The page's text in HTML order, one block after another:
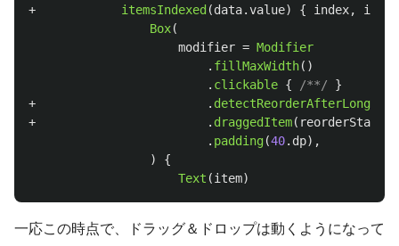
+
itemsIndexed (data.value) { index,
item
Box(
modifier = Modifier
. fillMaxWidth()
. clickable { /**/
}
+
.
+
. draggedItem( reorderState
. padding(40. dp),
)
{
Text (item)
一応この時点で、ドラッグ＆ドロップは動くようになって